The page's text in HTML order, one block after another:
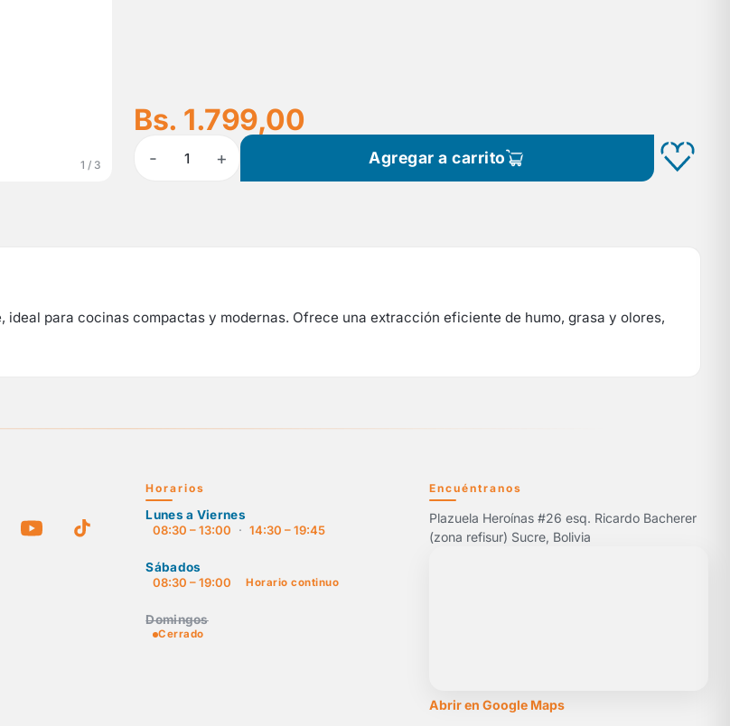
1 / 3
Bs. 1.799,00
- 1 + Agregar a carrito
para cocinas compactas y modernas. Ofrece una extracción eficiente de humo, grasa y olores,
Horarios
Lunes a Viernes
08:30 – 13:00
· 14:30 – 19:45
Sábados
08:30 – 19:00
Horario continuo
Domingos
Cerrado
Encuéntranos
Plazuela Heroínas #26 esq. Ricardo Bacherer
(zona refisur) Sucre, Bolivia
Abrir en Google Maps